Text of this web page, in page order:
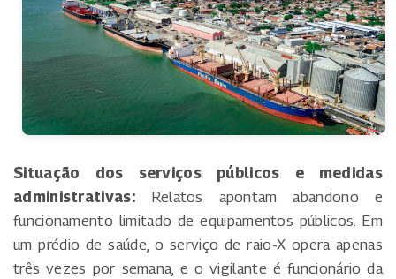
Situação dos serviços públicos e medidas
administrativas:Relatos apontam abandono e
funcionamento limitado de equipamentos públicos. Em
um prédio de saúde, o serviço de raio-X opera apenas
três vezes por semana, e o vigilante é funcionário da